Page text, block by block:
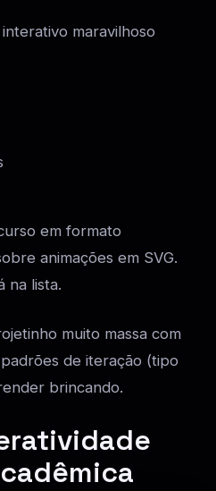
maravilhoso
em formato
animações em SVG.
na lista.
muito massa com
de iteração (tipo
brincando.